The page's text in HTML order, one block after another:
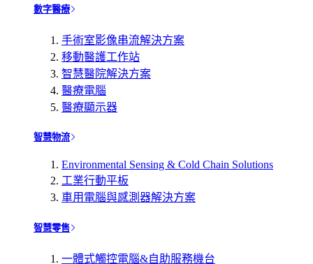
數字醫療
手術室影像串流解決方案
移動醫護工作站
智慧醫院解決方案
醫療電腦
醫療顯示器
智慧物流
Environmental Sensing & Cold Chain Solutions
工業行動平板
車用電腦與感測器解決方案
智慧零售
一體式觸控電腦&自助服務機台